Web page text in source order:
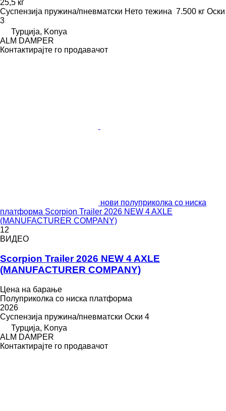
25,5 кг
Суспензија пружина/пневматски Нето тежина 7.500 кг Оски
3
Турција, Konya
ALM DAMPER
Контактирајте го продавачот
нови полуприколка со ниска
платформа Scorpion Trailer 2026 NEW 4 AXLE
(MANUFACTURER COMPANY)
12
ВИДЕО
Scorpion Trailer 2026 NEW 4 AXLE
(MANUFACTURER COMPANY)
Цена на барање
Полуприколка со ниска платформа
2026
Суспензија пружина/пневматски Оски 4
Турција, Konya
ALM DAMPER
Контактирајте го продавачот